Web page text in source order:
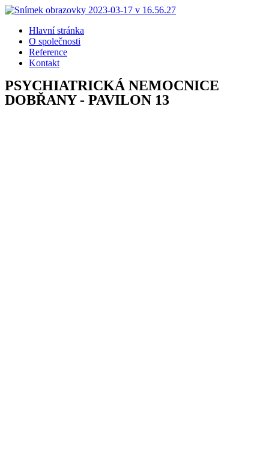
Hlavní stránka
O společnosti
Reference
Kontakt
PSYCHIATRICKÁ NEMOCNICE
DOBŘANY - PAVILON 13